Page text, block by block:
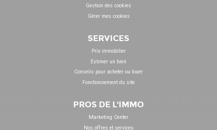
Gestion des cookies
Gérer mes cookies
SERVICES
Prix immobilier
Estimer un bien
Conseils pour acheter ou louer
Fonctionnement du site
PROS DE L'IMMO
Marketing Center
Nos offres et services